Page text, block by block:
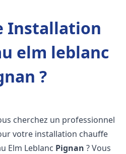
Installation
elm leblanc
?
cherchez un professionnel
votre installation chauffe
Elm Leblanc Pignan ? Vous